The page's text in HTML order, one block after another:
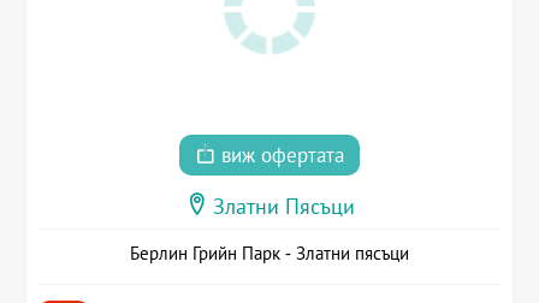
виж офертата
Златни Пясъци
Берлин Грийн Парк - Златни пясъци